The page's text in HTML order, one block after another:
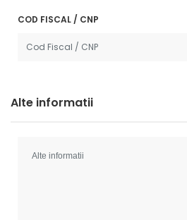
COD FISCAL / CNP
Alte informatii